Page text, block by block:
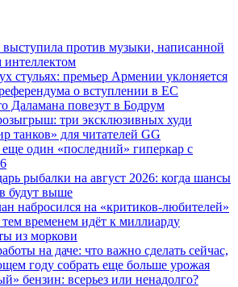
против музыки, написанной
интеллектом
стульях: премьер Армении уклоняется
о вступлении в ЕС
Даламана повезут в Бодрум
три эксклюзивных худи
танков» для читателей GG
один «последний» гиперкар с
рыбалки на август 2026: когда шансы
будут выше
набросился на «критиков-любителей»
временем идёт к миллиарду
из моркови
на даче: что важно сделать сейчас,
году собрать еще больше урожая
бензин: всерьез или ненадолго?